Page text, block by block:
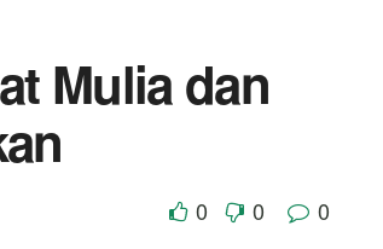
Mulia dan
0 0 0